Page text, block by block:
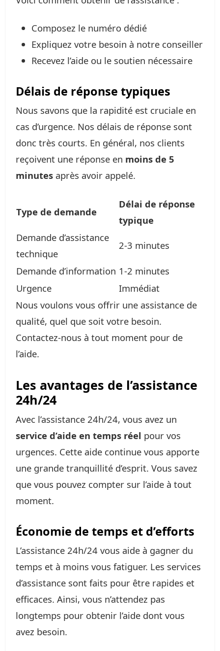
Composez le numéro dédié
Expliquez votre besoin à notre conseiller
Recevez l’aide ou le soutien nécessaire
Délais de réponse typiques
Nous savons que la rapidité est cruciale en
cas d’urgence. Nos délais de réponse sont
donc très courts. En général, nos clients
reçoivent une réponse en moins de 5
minutes après avoir appelé.
Type de demande
Délai de réponse
typique
Demande d’assistance
technique
2-3 minutes
Demande d’information 1-2 minutes
Urgence
Immédiat
Nous voulons vous offrir une assistance de
qualité, quel que soit votre besoin.
Contactez-nous à tout moment pour de
l’aide.
Les avantages de l’assistance
24h/24
Avec l’assistance 24h/24, vous avez un
service d’aide en temps réel pour vos
urgences. Cette aide continue vous apporte
une grande tranquillité d’esprit. Vous savez
que vous pouvez compter sur l’aide à tout
moment.
Économie de temps et d’efforts
L’assistance 24h/24 vous aide à gagner du
temps et à moins vous fatiguer. Les services
d’assistance sont faits pour être rapides et
efficaces. Ainsi, vous n’attendez pas
longtemps pour obtenir l’aide dont vous
avez besoin.